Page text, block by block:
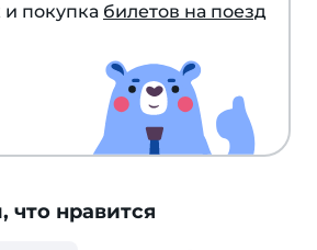
покупка билетов на поезд
что нравится